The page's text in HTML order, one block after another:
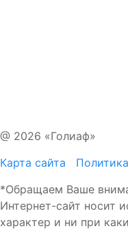
@ 2026 «Голиаф»
Карта сайта
*Обращаем Ваше
Интернет-сайт носит
характер и ни при